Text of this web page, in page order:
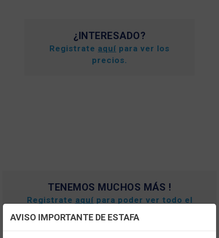
¿INTERESADO?
Registrate aquí para ver los
precios.
TENEMOS MUCHOS MÁS !
Registrate aquí para poder ver todo el
Configuración de cookies
AVISO IMPORTANTE DE ESTAFA